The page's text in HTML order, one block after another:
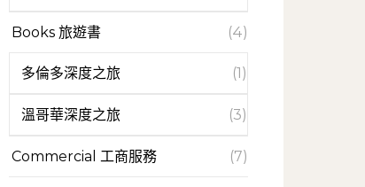
Books 旅遊書 (4)
多倫多深度之旅 (1)
溫哥華深度之旅 (3)
Commercial 工商服務 (7)